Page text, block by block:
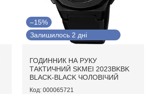
–15%
Залишилось 2 дні
ГОДИННИК НА РУКУ
ТАКТИЧНИЙ SKMEI 2023BKBK
BLACK-BLACK ЧОЛОВІЧИЙ
000065721